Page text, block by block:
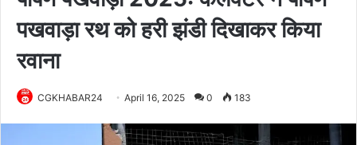
पखवाड़ा रथ को हरी झंडी दिखाकर किया
रवाना
CGKHABAR24 April 16, 2025 0 183